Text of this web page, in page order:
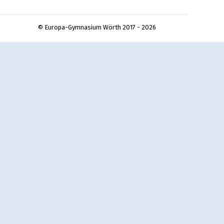
© Europa-Gymnasium Wörth 2017 - 2026